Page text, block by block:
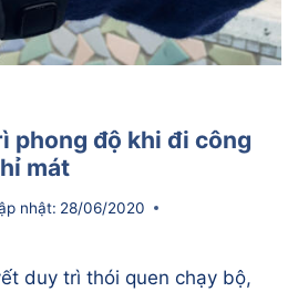
phong độ khi đi công
mát
nhật: 28/06/2020
duy trì thói quen chạy bộ,